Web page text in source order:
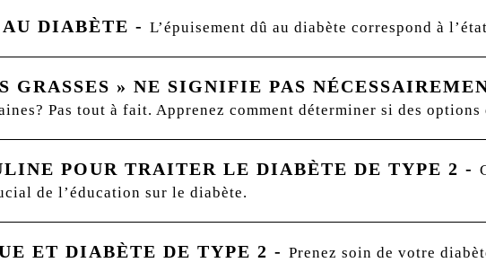
DIABÈTE - L’épuisement dû au diabète correspond à
GRASSES » NE SIGNIFIE PAS
Pas tout à fait. Apprenez comment déterminer si des
POUR TRAITER LE DIABÈTE DE TYPE 2 -
de l’éducation sur le diabète.
ET DIABÈTE DE TYPE 2 - Prenez soin de votre